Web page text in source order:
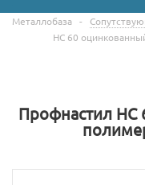
Металлобаза -
НС 60
Профнастил НС